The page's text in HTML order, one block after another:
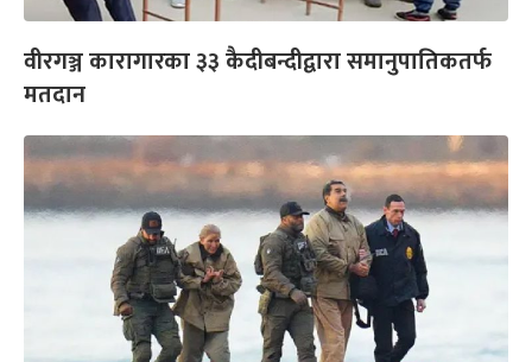
वीरगञ्ज कारागारका ३३ कैदीबन्दीद्वारा समानुपातिकतर्फ
मतदान